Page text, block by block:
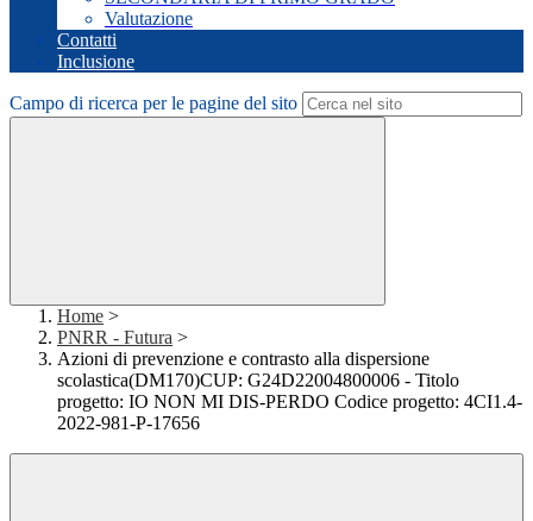
Valutazione
Contatti
Inclusione
Campo di ricerca per le pagine del sito
Home >
PNRR - Futura >
Azioni di prevenzione e contrasto alla dispersione
scolastica(DM170)CUP: G24D22004800006 - Titolo
progetto: IO NON MI DIS-PERDO Codice progetto: 4CI1.4-
2022-981-P-17656